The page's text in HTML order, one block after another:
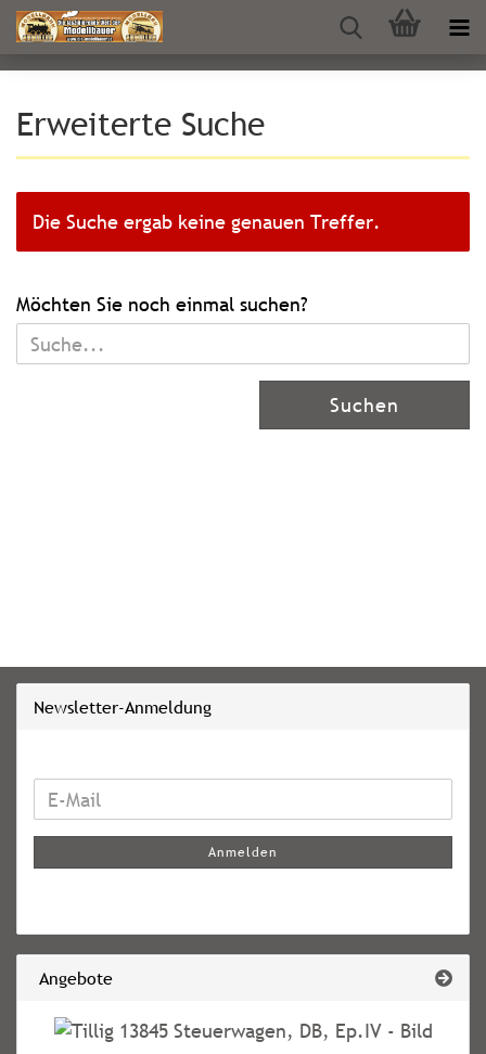
Erweiterte Suche
Die Suche ergab keine genauen Treffer.
MÖCHTEN
SIE
NOCH
Möchten Sie noch einmal suchen?
Suchen
Newsletter-Anmeldung
WEITER
ZUR
ANMELDUNG
E-
Anmelden
Angebote